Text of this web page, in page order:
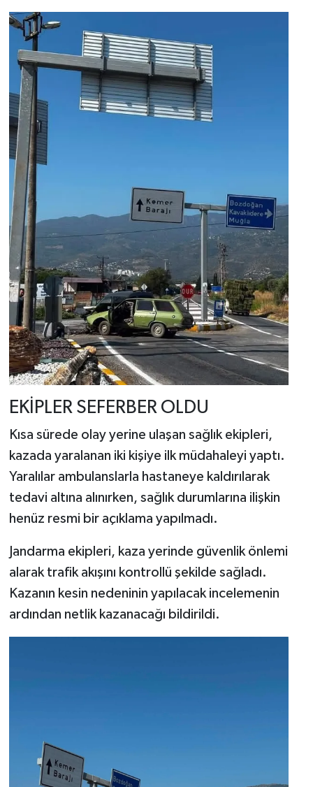
EKİPLER SEFERBER OLDU
Kısa sürede olay yerine ulaşan sağlık ekipleri,
kazada yaralanan iki kişiye ilk müdahaleyi yaptı.
Yaralılar ambulanslarla hastaneye kaldırılarak
tedavi altına alınırken, sağlık durumlarına ilişkin
henüz resmi bir açıklama yapılmadı.
Jandarma ekipleri, kaza yerinde güvenlik önlemi
alarak trafik akışını kontrollü şekilde sağladı.
Kazanın kesin nedeninin yapılacak incelemenin
ardından netlik kazanacağı bildirildi.